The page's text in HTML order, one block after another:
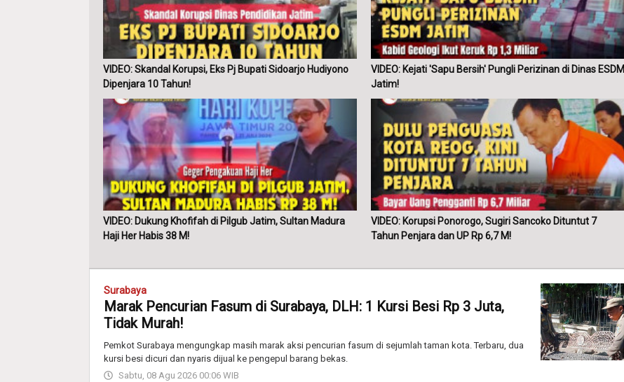
VIDEO: Skandal Korupsi, Eks Pj Bupati Sidoarjo Hudiyono
Dipenjara 10 Tahun!
VIDEO: Kejati 'Sapu Bersih' Pungli Perizinan di Dinas ESDM
Jatim!
VIDEO: Dukung Khofifah di Pilgub Jatim, Sultan Madura
Haji Her Habis 38 M!
VIDEO: Korupsi Ponorogo, Sugiri Sancoko Dituntut 7
Tahun Penjara dan UP Rp 6,7 M!
Surabaya
Marak Pencurian Fasum di Surabaya, DLH: 1 Kursi Besi Rp 3 Juta,
Tidak Murah!
Pemkot Surabaya mengungkap masih marak aksi pencurian fasum di sejumlah taman kota. Terbaru, dua
kursi besi dicuri dan nyaris dijual ke pengepul barang bekas.
Sabtu, 08 Agu 2026 00:06 WIB